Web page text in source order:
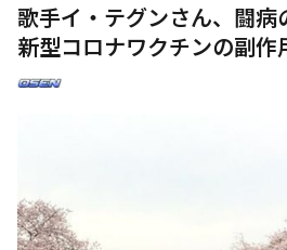
歌手イ・テグンさん、闘
新型コロナワクチンの副作